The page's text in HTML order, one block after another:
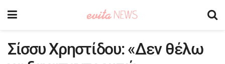
Σίσσυ Χρηστίδου: «Δεν θέλω